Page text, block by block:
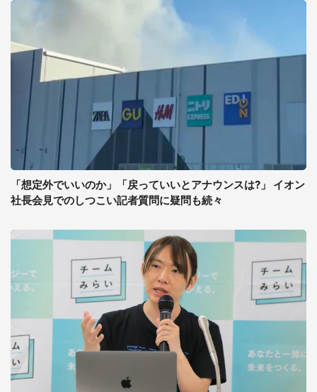
「想定外でいいのか」「戻っていいとアナウンスは?」 イオン
社長会見でのしつこい記者質問に疑問も続々